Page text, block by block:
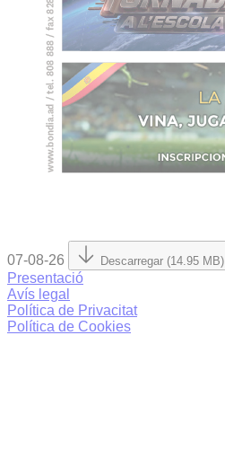
07-08-26 Descarregar (14.95 MB)
Presentació
Avís legal
Política de Privacitat
Política de Cookies